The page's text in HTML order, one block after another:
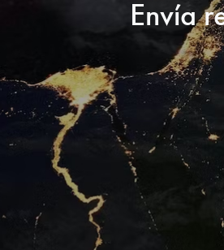
Envía